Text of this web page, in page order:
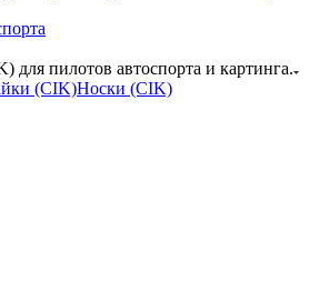
для пилотов автоспорта и картинга.
(CIK)Носки (CIK)